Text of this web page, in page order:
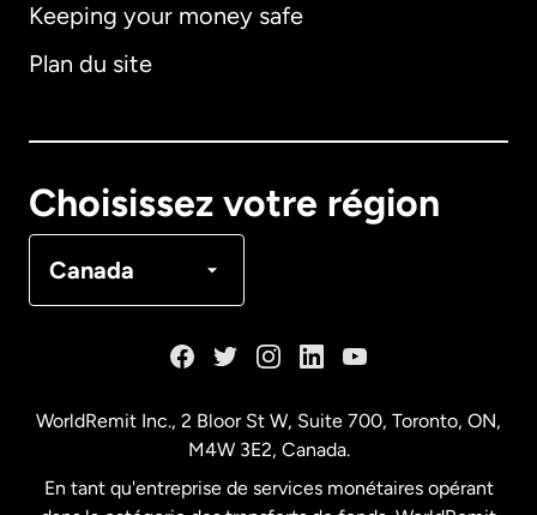
Keeping your money safe
Plan du site
Choisissez votre région
Canada
Allemagne
Français
WorldRemit Inc., 2 Bloor St W, Suite 700, Toronto, ON,
M4W 3E2, Canada.
En tant qu'entreprise de services monétaires opérant